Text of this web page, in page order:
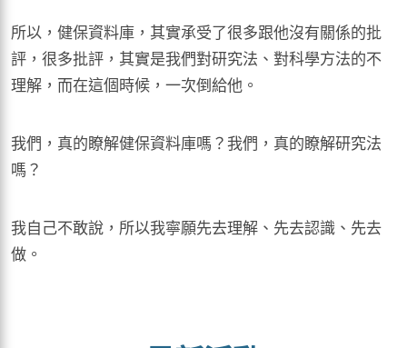
所以，健保資料庫，其實承受了很多跟他沒有關係的批
評，很多批評，其實是我們對研究法、對科學方法的不
理解，而在這個時候，一次倒給他。
我們，真的瞭解健保資料庫嗎？我們，真的瞭解研究法
嗎？
我自己不敢說，所以我寧願先去理解、先去認識、先去
做。